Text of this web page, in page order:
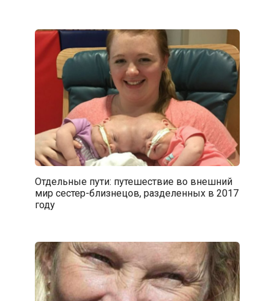
Отдельные пути: путешествие во внешний
мир сестер-близнецов, разделенных в 2017
году